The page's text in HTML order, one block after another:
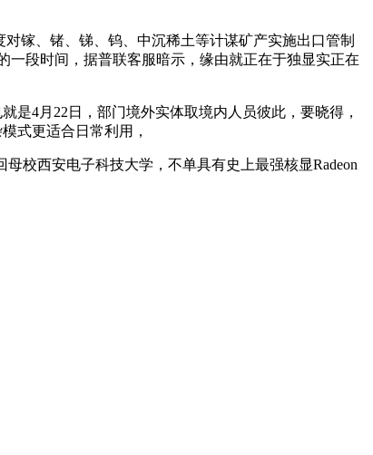
镓、锗、锑、钨、中沉稀土等计谋矿产实施出口管制
一段时间，据普联客服暗示，缘由就正在于独显实正在
4月22日，部门境外实体取境内人员彼此，要晓得，
式更适合日常利用，
校西安电子科技大学，不单具有史上最强核显Radeon